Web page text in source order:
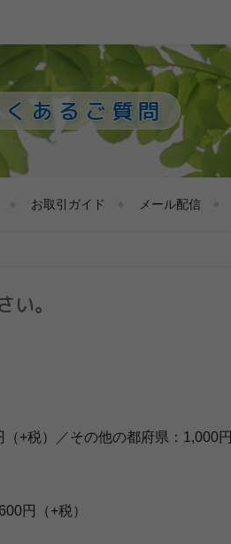
くあるご質問
お取引ガイド メール配信
。
+税）／その他の都府県：1,000円
円（+税）